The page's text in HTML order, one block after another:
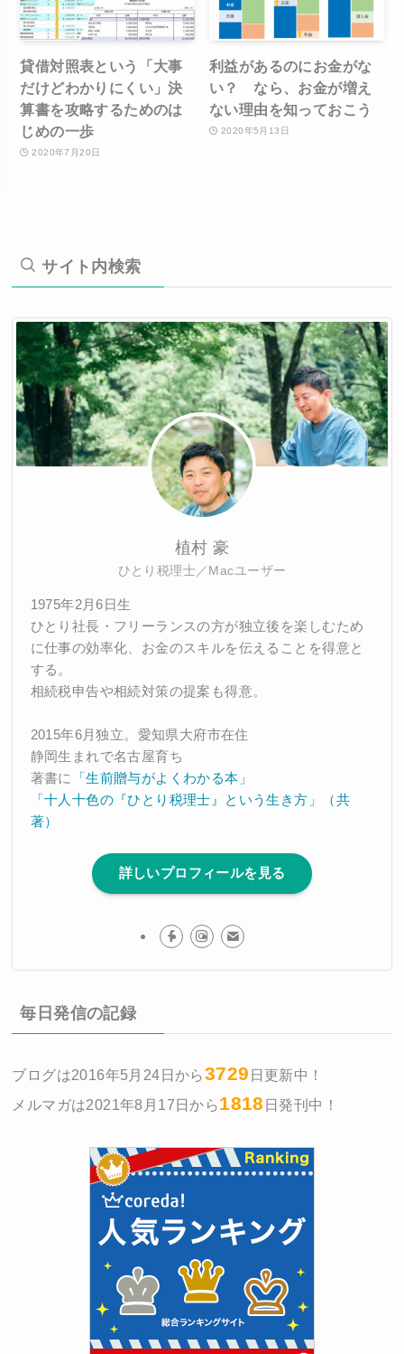
貸借対照表という「大事
だけどわかりにくい」決
算書を攻略するためのは
じめの一歩
2020年7月20日
利益があるのにお金がな
い？ なら、お金が増え
ない理由を知っておこう
2020年5月13日
サイト内検索
植村 豪
ひとり税理士／Macユーザー
1975年2月6日生
ひとり社長・フリーランスの方が独立後を楽しむため
に仕事の効率化、お金のスキルを伝えることを得意と
する。
相続税申告や相続対策の提案も得意。
2015年6月独立。愛知県大府市在住
静岡生まれで名古屋育ち
著書に
「生前贈与がよくわかる本」
「十人十色の『ひとり税理士』という生き方」（共
著）
詳しいプロフィールを見る
毎日発信の記録
ブログは2016年5月24日から3729 日更新中！
メルマガは2021年8月17日から1818 日発刊中！